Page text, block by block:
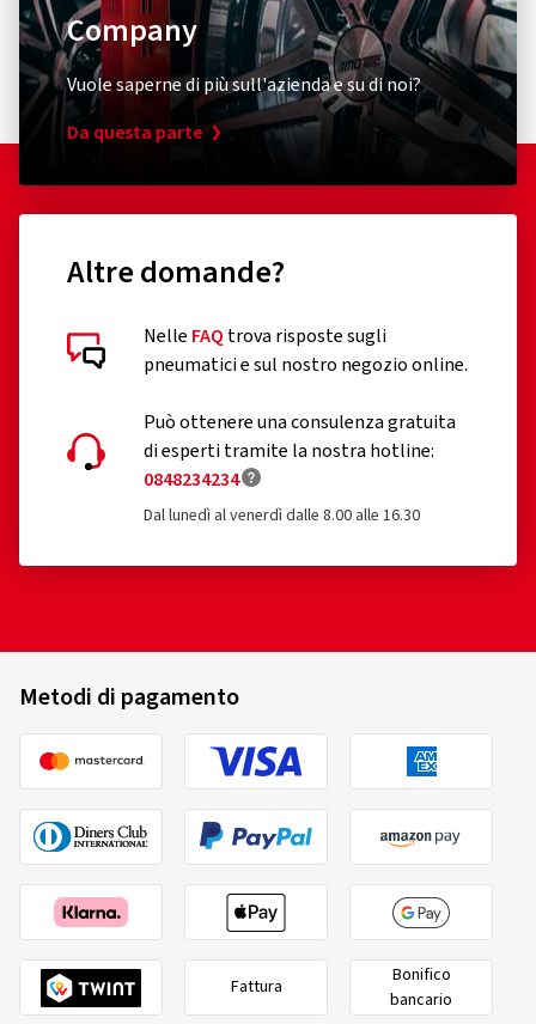
E-mail:reifen@zbr-hohl.de
Company
Vuole saperne di più sull'azienda e su di noi?
Da questa parte
Altre domande?
Nelle FAQ trova risposte sugli
pneumatici e sul nostro negozio online.
Può ottenere una consulenza gratuita
di esperti tramite la nostra hotline:
0848234234
Dal lunedì al venerdì dalle 8.00 alle 16.30
Metodi di pagamento
Fattura
Bonifico
bancario